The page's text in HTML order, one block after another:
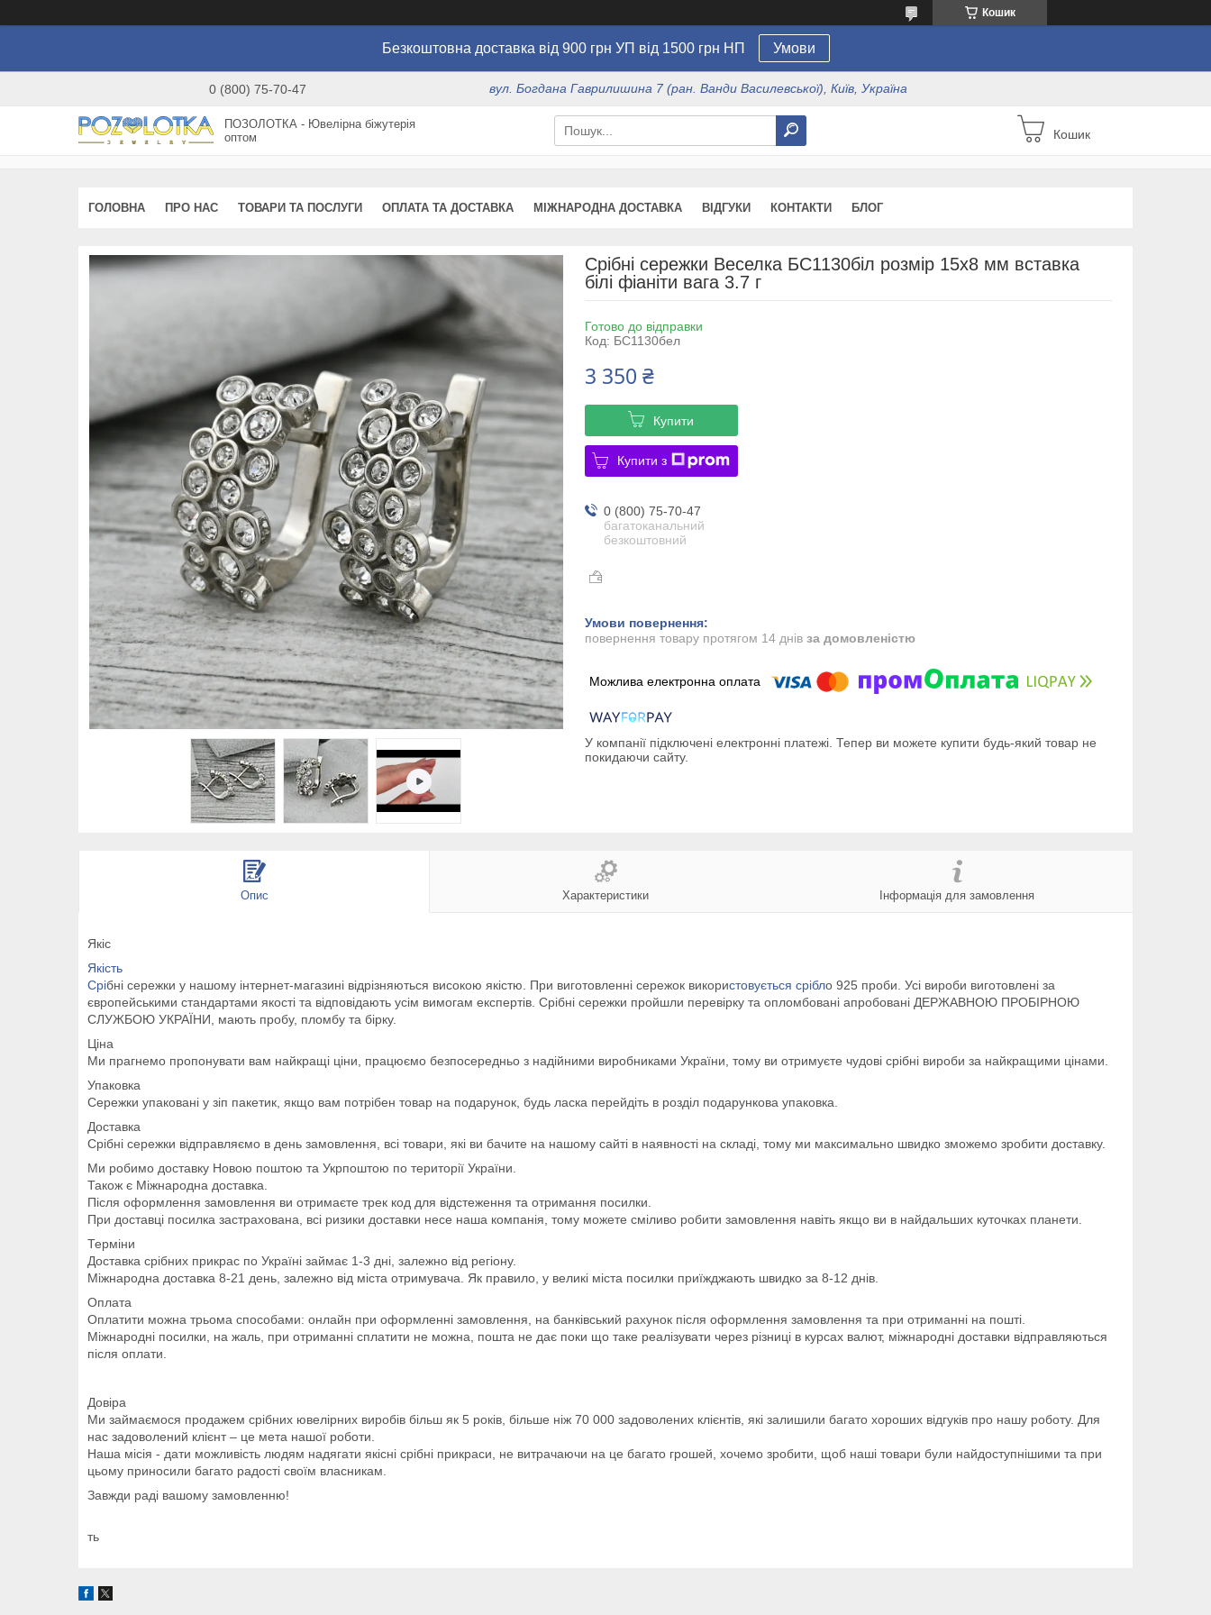
Кошик
Безкоштовна доставка від 900 грн УП від 1500 грн НП Умови
0 (800) 75-70-47 вул. Богдана Гаврилишина 7 (ран. Ванди Василевської), Київ, Україна
ПОЗОЛОТКА - Ювелірна біжутерія
оптом
Кошик
ГОЛОВНА ПРО НАС ТОВАРИ ТА ПОСЛУГИ ОПЛАТА ТА ДОСТАВКА МІЖНАРОДНА ДОСТАВКА ВІДГУКИ КОНТАКТИ БЛОГ
Срібні сережки Веселка БС1130біл розмір 15х8 мм вставка
білі фіаніти вага 3.7 г
Готово до відправки
Код: БС1130бел
3 350 ₴
Купити
Купити з
0 (800) 75-70-47
багатоканальний
безкоштовний
повернення товару протягом 14 днів за домовленістю
У компанії підключені електронні платежі. Тепер ви можете купити будь-який товар не
покидаючи сайту.
Опис Характеристики Інформація для замовлення
Якіс
Якість
Срібні сережки у нашому інтернет-магазині відрізняються високою якістю. При виготовленні сережок використовується срібло 925 проби. Усі вироби виготовлені за
європейськими стандартами якості та відповідають усім вимогам експертів. Срібні сережки пройшли перевірку та опломбовані апробовані ДЕРЖАВНОЮ ПРОБІРНОЮ
СЛУЖБОЮ УКРАЇНИ, мають пробу, пломбу та бірку.
Ціна
Ми прагнемо пропонувати вам найкращі ціни, працюємо безпосередньо з надійними виробниками України, тому ви отримуєте чудові срібні вироби за найкращими цінами.
Упаковка
Сережки упаковані у зіп пакетик, якщо вам потрібен товар на подарунок, будь ласка перейдіть в розділ подарункова упаковка.
Доставка
Срібні сережки відправляємо в день замовлення, всі товари, які ви бачите на нашому сайті в наявності на складі, тому ми максимально швидко зможемо зробити доставку.
Ми робимо доставку Новою поштою та Укрпоштою по території України.
Також є Міжнародна доставка.
Після оформлення замовлення ви отримаєте трек код для відстеження та отримання посилки.
При доставці посилка застрахована, всі ризики доставки несе наша компанія, тому можете сміливо робити замовлення навіть якщо ви в найдальших куточках планети.
Терміни
Доставка срібних прикрас по Україні займає 1-3 дні, залежно від регіону.
Міжнародна доставка 8-21 день, залежно від міста отримувача. Як правило, у великі міста посилки приїжджають швидко за 8-12 днів.
Оплата
Оплатити можна трьома способами: онлайн при оформленні замовлення, на банківський рахунок після оформлення замовлення та при отриманні на пошті.
Міжнародні посилки, на жаль, при отриманні сплатити не можна, пошта не дає поки що таке реалізувати через різниці в курсах валют, міжнародні доставки відправляються
після оплати.
Довіра
Ми займаємося продажем срібних ювелірних виробів більш як 5 років, більше ніж 70 000 задоволених клієнтів, які залишили багато хороших відгуків про нашу роботу. Для
нас задоволений клієнт – це мета нашої роботи.
Наша місія - дати можливість людям надягати якісні срібні прикраси, не витрачаючи на це багато грошей, хочемо зробити, щоб наші товари були найдоступнішими та при
цьому приносили багато радості своїм власникам.
Завжди раді вашому замовленню!
ть